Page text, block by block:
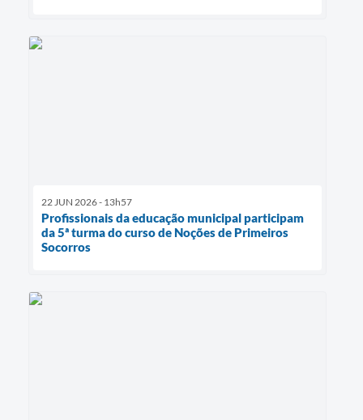
22 JUN 2026 - 13h57
Profissionais da educação municipal participam
da 5ª turma do curso de Noções de Primeiros
Socorros